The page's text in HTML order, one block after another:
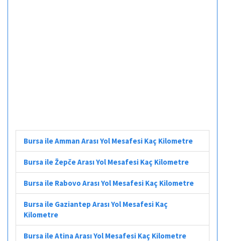
Bursa ile Amman Arası Yol Mesafesi Kaç Kilometre
Bursa ile Žepče Arası Yol Mesafesi Kaç Kilometre
Bursa ile Rabovo Arası Yol Mesafesi Kaç Kilometre
Bursa ile Gaziantep Arası Yol Mesafesi Kaç
Kilometre
Bursa ile Atina Arası Yol Mesafesi Kaç Kilometre